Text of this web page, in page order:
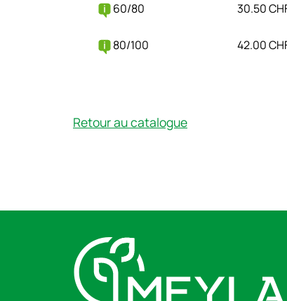
60/80 30.50
80/100 42.00
Retour au catalogue